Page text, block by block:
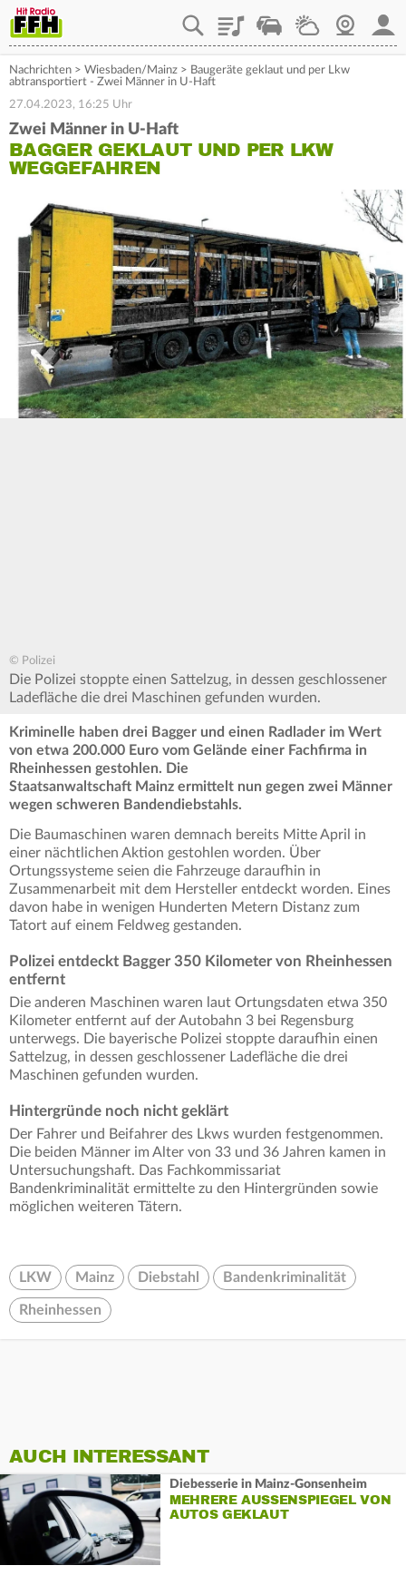
PlaylistStaupilotWetterWebcam
Nachrichten > Wiesbaden/Mainz > Baugeräte geklaut und per Lkw
abtransportiert - Zwei Männer in U-Haft
27.04.2023, 16:25 Uhr
Zwei Männer in U-Haft
BAGGER GEKLAUT UND PER LKW
WEGGEFAHREN
© Polizei
Die Polizei stoppte einen Sattelzug, in dessen geschlossener
Ladefläche die drei Maschinen gefunden wurden.
Kriminelle haben drei Bagger und einen Radlader im Wert
von etwa 200.000 Euro vom Gelände einer Fachfirma in
Rheinhessen gestohlen. Die
Staatsanwaltschaft Mainz ermittelt nun gegen zwei Männer
wegen schweren Bandendiebstahls.
Die Baumaschinen waren demnach bereits Mitte April in
einer nächtlichen Aktion gestohlen worden. Über
Ortungssysteme seien die Fahrzeuge daraufhin in
Zusammenarbeit mit dem Hersteller entdeckt worden. Eines
davon habe in wenigen Hunderten Metern Distanz zum
Tatort auf einem Feldweg gestanden.
Polizei entdeckt Bagger 350 Kilometer von Rheinhessen
entfernt
Die anderen Maschinen waren laut Ortungsdaten etwa 350
Kilometer entfernt auf der Autobahn 3 bei Regensburg
unterwegs. Die bayerische Polizei stoppte daraufhin einen
Sattelzug, in dessen geschlossener Ladefläche die drei
Maschinen gefunden wurden.
Hintergründe noch nicht geklärt
Der Fahrer und Beifahrer des Lkws wurden festgenommen.
Die beiden Männer im Alter von 33 und 36 Jahren kamen in
Untersuchungshaft. Das Fachkommissariat
Bandenkriminalität ermittelte zu den Hintergründen sowie
möglichen weiteren Tätern.
LKW Mainz Diebstahl Bandenkriminalität
Rheinhessen
AUCH INTERESSANT
Diebesserie in Mainz-Gonsenheim
MEHRERE AUSSENSPIEGEL VON A
UTOS GEKLAUT